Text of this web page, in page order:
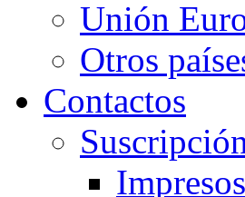
Unión
Otros
Contactos
Impresos